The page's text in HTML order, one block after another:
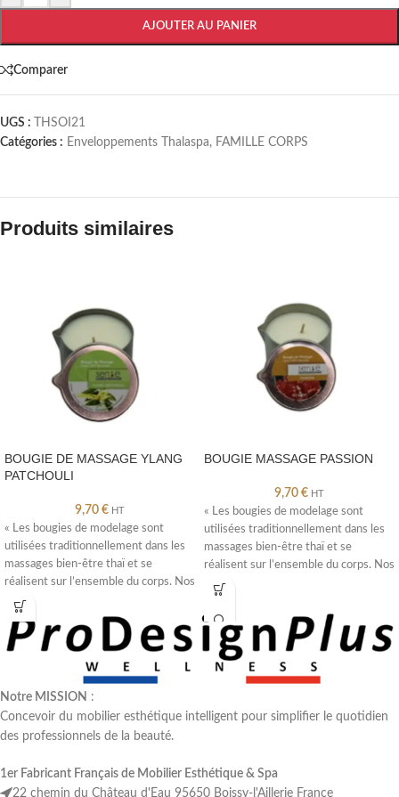
AJOUTER AU PANIER
Comparer
UGS :
THSOI21
Catégories : Enveloppements Thalaspa, FAMILLE CORPS
Produits similaires
BOUGIE DE MASSAGE YLANG
PATCHOULI
9,70 € HT
« Les bougies de modelage sont
utilisées traditionnellement dans les
massages bien-être thaï et se
réalisent sur l’ensemble du corps. Nos
BOUGIE MASSAGE PASSION
9,70 € HT
« Les bougies de modelage sont
utilisées traditionnellement dans les
massages bien-être thaï et se
réalisent sur l’ensemble du corps. Nos
Notre MISSION :
Concevoir du mobilier esthétique intelligent pour simplifier le quotidien
des professionnels de la beauté.
1er Fabricant Français de Mobilier Esthétique & Spa
22 chemin du Château d'Eau 95650 Boissy-l'Aillerie France